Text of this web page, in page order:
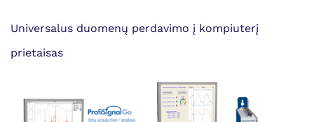
Universalus duomenų perdavimo į kompiuterį
prietaisas